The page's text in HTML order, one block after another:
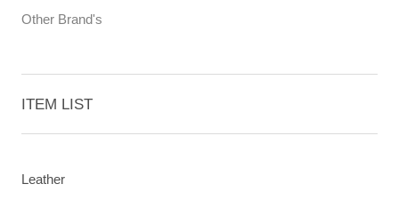
Other Brand's
ITEM LIST
Leather